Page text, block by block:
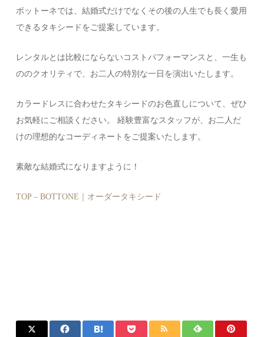
ボットーネでは、結婚式だけでなくその後の人生でも長く愛用
できるタキシードをご提案しています。
レンタルとは比較にならないコストパフォーマンスと、一生も
ののクオリティで、お二人の特別な一日を演出いたします。
カラードレスに合わせたタキシードのお色直しについて、ぜひ
お気軽にご相談ください。 経験豊富なスタッフが、お二人だ
けの理想的なコーディネートをご提案いたします。
素敵な結婚式になりますように！
TOP – BOTTONE｜オーダータキシード